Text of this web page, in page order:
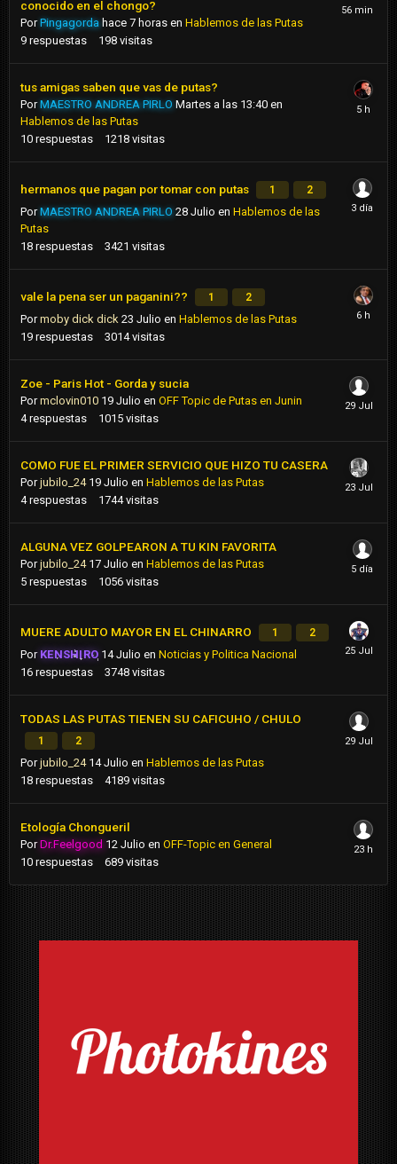
conocido en el chongo?
PorPingagorda hace 7 horas en Hablemos de las Putas
9 respuestas 198 visitas
tus amigas saben que vas de putas?
PorMAESTRO ANDREA PIRLO Martes a las 13:40 en
Hablemos de las Putas
10 respuestas 1218 visitas
hermanos que pagan por tomar con putas 1 2
PorMAESTRO ANDREA PIRLO 28 Julio en Hablemos de las
Putas
18 respuestas 3421 visitas
vale la pena ser un paganini?? 1 2
Pormoby dick dick 23 Julio en Hablemos de las Putas
19 respuestas 3014 visitas
Zoe - Paris Hot - Gorda y sucia
Pormclovin010 19 Julio en OFF Topic de Putas en Junin
4 respuestas 1015 visitas
COMO FUE EL PRIMER SERVICIO QUE HIZO TU CASERA
Porjubilo_24 19 Julio en Hablemos de las Putas
4 respuestas 1744 visitas
ALGUNA VEZ GOLPEARON A TU KIN FAVORITA
Porjubilo_24 17 Julio en Hablemos de las Putas
5 respuestas 1056 visitas
MUERE ADULTO MAYOR EN EL CHINARRO 1 2
Por KENSHIRO 14 Julio enNoticias y Politica Nacional
16 respuestas 3748 visitas
TODAS LAS PUTAS TIENEN SU CAFICUHO / CHULO
1 2
Porjubilo_24 14 Julio en Hablemos de las Putas
18 respuestas 4189 visitas
Etología Chongueril
PorDr.Feelgood 12 Julio en OFF-Topic en General
10 respuestas 689 visitas